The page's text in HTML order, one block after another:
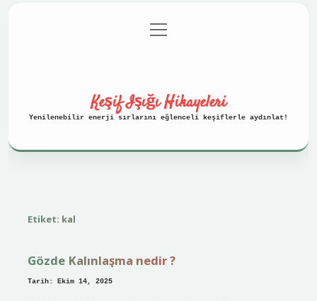
Gizlilik Politikası
menüyü
aç
Keşif Işığı Hikayeleri
Yenilenebilir enerji sırlarını eğlenceli keşiflerle aydınlat!
Etiket: kal
Gözde Kalınlaşma nedir ?
Tarih: Ekim 14, 2025